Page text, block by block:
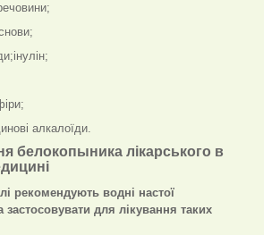
алкалоїди.
белокопыника лікарського в
рекомендують водні настої
для лікування таких